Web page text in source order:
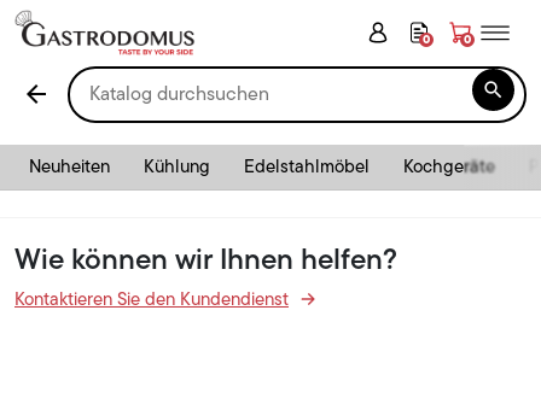
0 0
arrow_back 
Neuheiten Kühlung Edelstahlmöbel Kochgeräte
Wie können wir Ihnen helfen?
Kontaktieren Sie den Kundendienst